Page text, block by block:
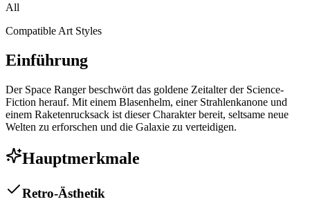
All
Compatible Art Styles
Einführung
Der Space Ranger beschwört das goldene Zeitalter der Science-
Fiction herauf. Mit einem Blasenhelm, einer Strahlenkanone und
einem Raketenrucksack ist dieser Charakter bereit, seltsame neue
Welten zu erforschen und die Galaxie zu verteidigen.
Hauptmerkmale
Retro-Ästhetik